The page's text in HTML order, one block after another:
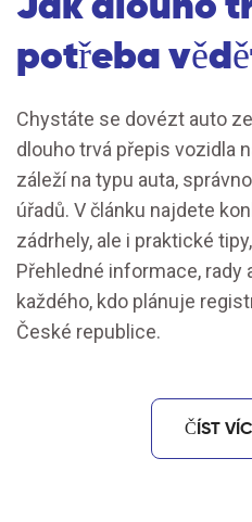
potřeba
Chystáte se dovézt auto
dlouho trvá přepis vozidla
záleží na typu auta,
úřadů. V článku najdete
zádrhely, ale i praktické
Přehledné informace, rady
každého, kdo plánuje
České republice.
ČÍST